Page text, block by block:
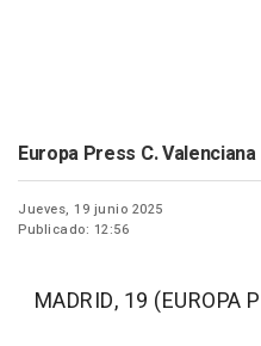
Europa Press C. Valenciana
Jueves, 19 junio 2025
Publicado: 12:56
MADRID, 19 (EUROPA